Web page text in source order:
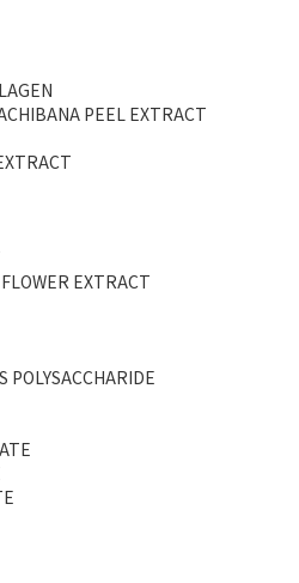
PEEL EXTRACT
EXTRACT
POLYSACCHARIDE